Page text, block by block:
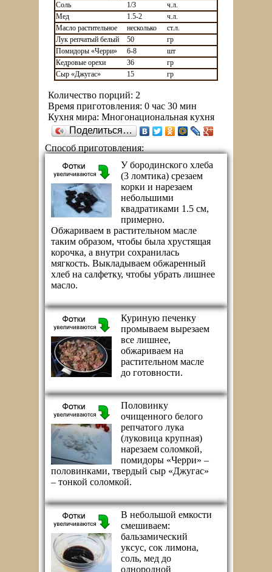
Соль
1/3
ч.л.
Мед
1.5-2
ч.л.
Масло растительное
несколько
ст.л.
Лук репчатый белый
50
гр
Помидоры «Черри»
6-8
шт
Кедровые орехи
36
гр
Сыр «Джугас»
15 гр
Количество порций: 2
Время приготовления: 0 час 30 мин
Кухня мира: Многонациональная кухня
Поделиться…
Способ приготовления:
У бородинского хлеба
(3 ломтика) срезаем
корки и нарезаем
небольшими
квадратиками 1.5 см,
примерно.
Обжариваем в растительном масле
таким образом, чтобы была хрустящая
корочка, а внутри сохранилась
мягкость. Выкладываем обжаренный
хлеб на салфетку, чтобы убрать лишнее
масло.
Куриную печенку
промываем вырезаем
все лишнее,
обжариваем на
растительном масле
до готовности.
Половинку
очищенного белого
репчатого лука
(луковица крупная)
нарезаем соломкой,
помидоры «Черри» –
половинками, твердый сыр «Джугас»
– тонкой соломкой.
В небольшой емкости
смешиваем:
бальзамический
уксус, сок лимона,
соль, мед до
однородной